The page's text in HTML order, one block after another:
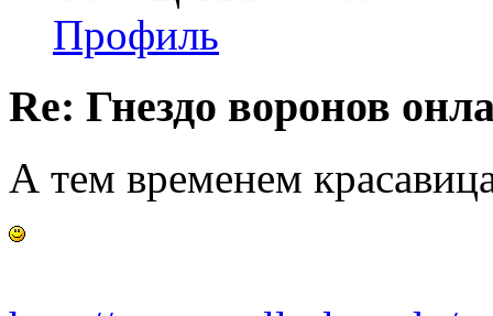
Профиль
Re: Гнездо воронов
А тем временем